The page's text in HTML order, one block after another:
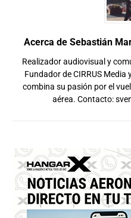
Acerca de Sebastián
Realizador audiovisual y
Fundador de CIRRUS Media
combina su pasión por el
aérea. Contacto: